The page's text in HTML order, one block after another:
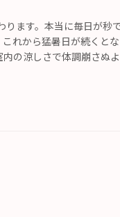
ります。本当に毎日が秒
れから猛暑日が続くと
の涼しさで体調崩さぬ